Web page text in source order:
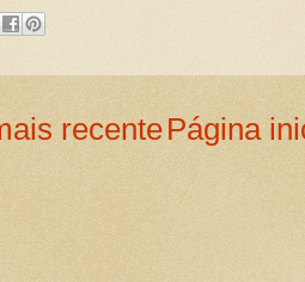
recentePágina